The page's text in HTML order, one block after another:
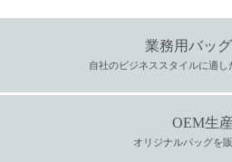
業務用バッ
自社のビジネススタイルに適し
OEM生産
オリジナルバッグを